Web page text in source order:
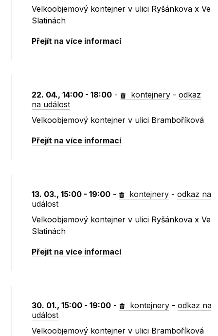
Velkoobjemový kontejner v ulici Ryšánkova x Ve
Slatinách
Přejít na více informací
22. 04., 14:00 - 18:00 - kontejnery -odkaz
na událost
Velkoobjemový kontejner v ulici Bramboříková
Přejít na více informací
13. 03., 15:00 - 19:00 - kontejnery -odkaz na
událost
Velkoobjemový kontejner v ulici Ryšánkova x Ve
Slatinách
Přejít na více informací
30. 01., 15:00 - 19:00 - kontejnery -odkaz na
událost
Velkoobjemový kontejner v ulici Bramboříková